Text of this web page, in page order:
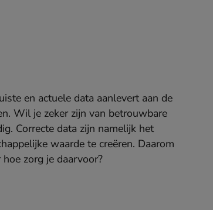
en actuele data aanlevert aan de
Wil je zeker zijn van betrouwbare
Correcte data zijn namelijk het
waarde te creëren. Daarom
zorg je daarvoor?